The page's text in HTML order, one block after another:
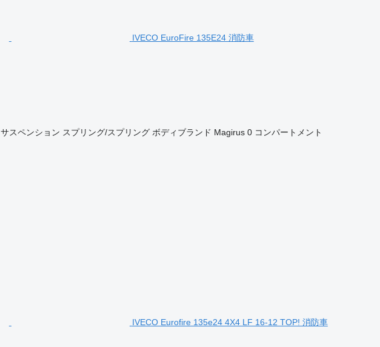
IVECO EuroFire 135E24 消防車
サスペンション スプリング/スプリング ボディブランド Magirus 0 コンパートメント
IVECO Eurofire 135e24 4X4 LF 16-12 TOP! 消防車